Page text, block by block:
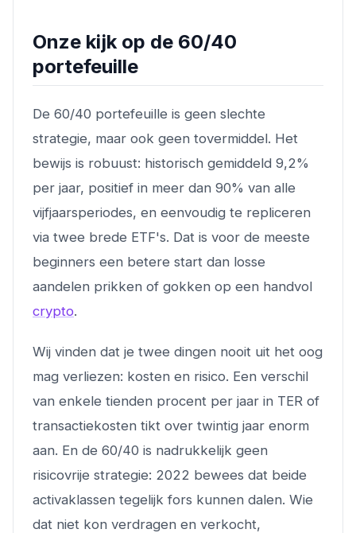
Onze kijk op de 60/40
portefeuille
De 60/40 portefeuille is geen slechte
strategie, maar ook geen tovermiddel. Het
bewijs is robuust: historisch gemiddeld 9,2%
per jaar, positief in meer dan 90% van alle
vijfjaarsperiodes, en eenvoudig te repliceren
via twee brede ETF's. Dat is voor de meeste
beginners een betere start dan losse
aandelen prikken of gokken op een handvol
crypto.
Wij vinden dat je twee dingen nooit uit het oog
mag verliezen: kosten en risico. Een verschil
van enkele tienden procent per jaar in TER of
transactiekosten tikt over twintig jaar enorm
aan. En de 60/40 is nadrukkelijk geen
risicovrije strategie: 2022 bewees dat beide
activaklassen tegelijk fors kunnen dalen. Wie
dat niet kon verdragen en verkocht,